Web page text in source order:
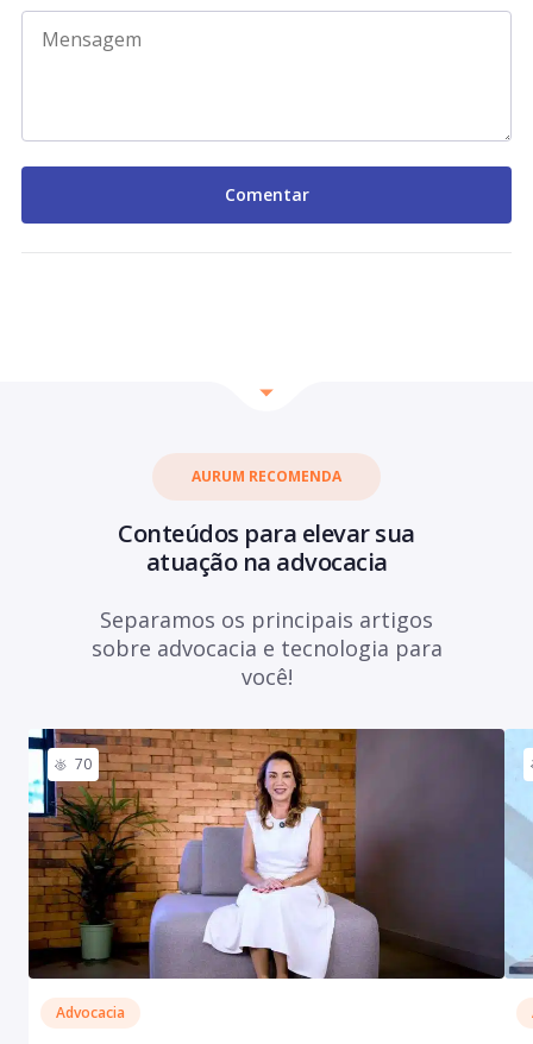
AURUM RECOMENDA
Conteúdos para elevar sua
atuação na advocacia
Separamos os principais artigos
sobre advocacia e tecnologia para
você!
70
Advocacia